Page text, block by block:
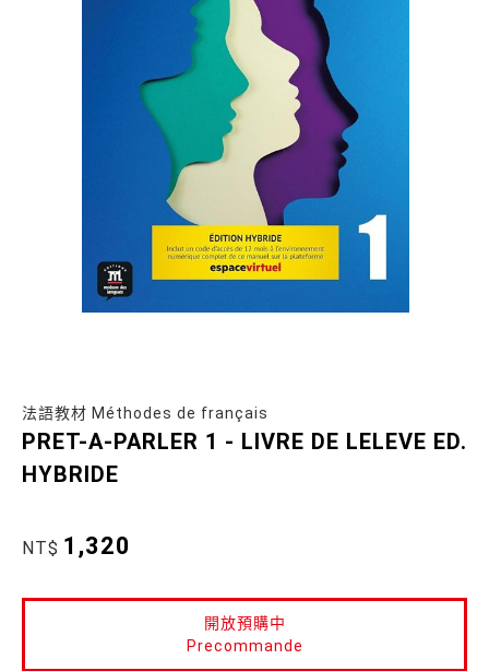
法語教材 Méthodes de français
PRET-A-PARLER 1 - LIVRE DE LELEVE ED.
HYBRIDE
NT$ 1,320
開放預購中
Precommande